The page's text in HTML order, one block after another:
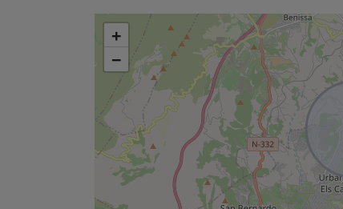
+
−